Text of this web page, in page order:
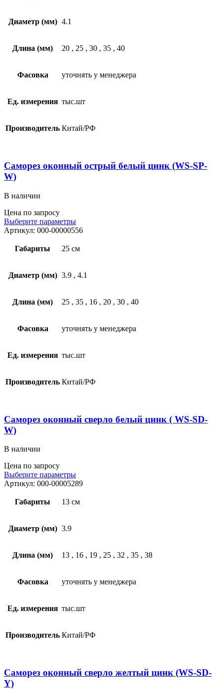
Диаметр (мм) 4.1
Длина (мм) 20 , 25 , 30 , 35 , 40
Фасовка уточнять у менеджера
Ед. измерения тыс.шт
Производитель Китай/РФ
Саморез оконный острый белый цинк (WS-SP-
W)
В наличии
Цена по запросу
Выберите параметры
Артикул: 000-00000556
Габариты 25 см
Диаметр (мм) 3.9 , 4.1
Длина (мм) 25 , 35 , 16 , 20 , 30 , 40
Фасовка уточнять у менеджера
Ед. измерения тыс.шт
Производитель Китай/РФ
Саморез оконный сверло белый цинк ( WS-SD-
W)
В наличии
Цена по запросу
Выберите параметры
Артикул: 000-00005289
Габариты 13 см
Диаметр (мм) 3.9
Длина (мм) 13 , 16 , 19 , 25 , 32 , 35 , 38
Фасовка уточнять у менеджера
Ед. измерения тыс.шт
Производитель Китай/РФ
Саморез оконный сверло желтый цинк (WS-SD-
Y)